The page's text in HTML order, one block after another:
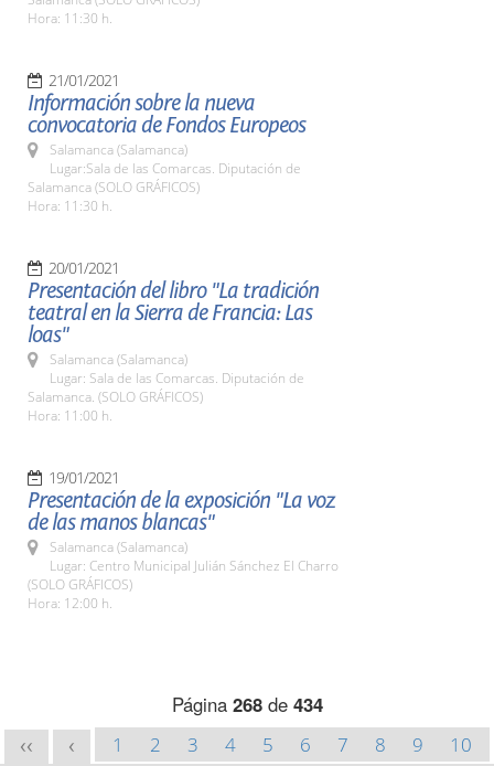
Hora: 11:30 h.
21/01/2021
Información sobre la nueva
convocatoria de Fondos Europeos
Salamanca (Salamanca)
Lugar:Sala de las Comarcas. Diputación de
Salamanca (SOLO GRÁFICOS)
Hora: 11:30 h.
20/01/2021
Presentación del libro "La tradición
teatral en la Sierra de Francia: Las
loas"
Salamanca (Salamanca)
Lugar: Sala de las Comarcas. Diputación de
Salamanca. (SOLO GRÁFICOS)
Hora: 11:00 h.
19/01/2021
Presentación de la exposición "La voz
de las manos blancas"
Salamanca (Salamanca)
Lugar: Centro Municipal Julián Sánchez El Charro
(SOLO GRÁFICOS)
Hora: 12:00 h.
Página 268de 434
<< < 1 2 3 4 5 6 7 8 9
10